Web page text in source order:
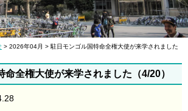
> 2026年04月 > 駐日モンゴル国特命全権大使が来学されました
命全権大使が来学されました（4/20）